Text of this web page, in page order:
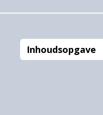
Inhoudsopgave